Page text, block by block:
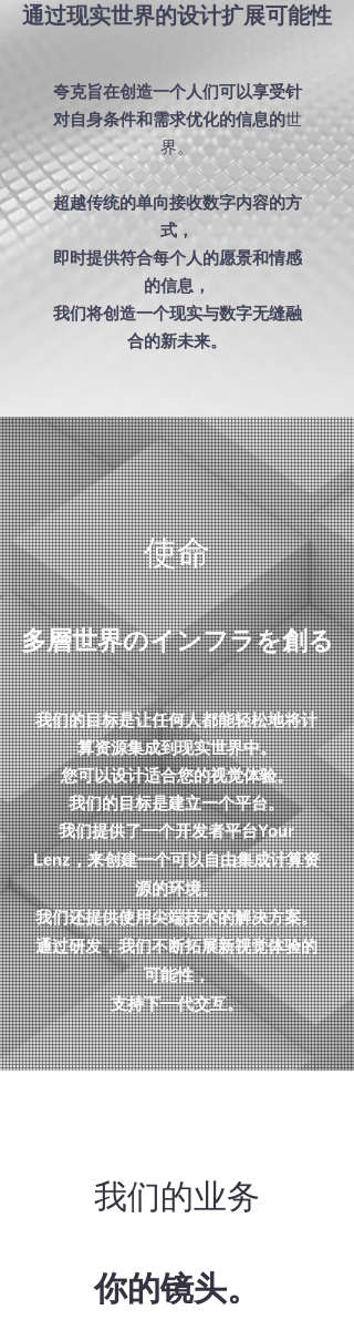
通过现实世界的设计扩展可能性
夸克旨在创造一个人们可以享受针
对自身条件和需求优化的信息的世
界。
超越传统的单向接收数字内容的方
式，
即时提供符合每个人的愿景和情感
的信息，
我们将创造一个现实与数字无缝融
合的新未来。
使命
多層世界のインフラを創る
我们的目标是让任何人都能轻松地将计
算资源集成到现实世界中。
您可以设计适合您的视觉体验。
我们的目标是建立一个平台。
我们提供了一个开发者平台Your
Lenz，来创建一个可以自由集成计算资
源的环境。
我们还提供使用尖端技术的解决方案。
通过研发，我们不断拓展新视觉体验的
可能性，
支持下一代交互。
我们的业务
你的镜头。